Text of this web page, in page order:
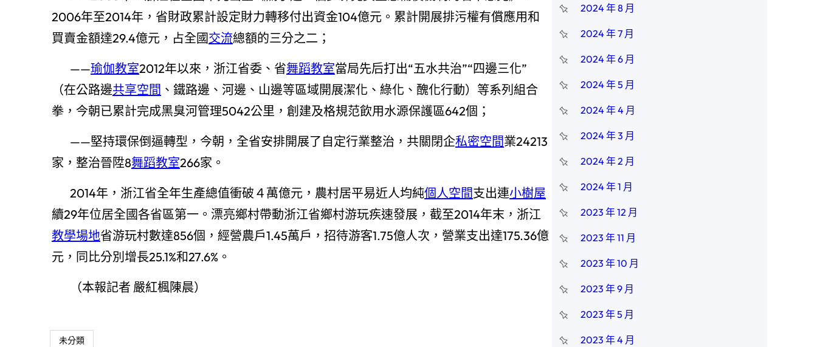
2006年至2014年，省財政累計設定財力轉移付出資金104億元。累計開展排污權有償應用和
買賣金額達29.4億元，占全國交流總額的三分之二；
——瑜伽教室2012年以來，浙江省委、省舞蹈教室當局先后打出“五水共治”“四邊三化”
（在公路邊共享空間 、鐵路邊、河邊、山邊等區域開展潔化、綠化、醜化行動）等系列組合
拳，今朝已累計完成黑臭河管理5042公里，創建及格規范飲用水源保護區642個；
——堅持環保倒逼轉型，今朝，全省安排開展了自定行業整治，共關閉企私密空間業24213
家，整治晉陞8舞蹈教室266家。
2014年，浙江省全年生產總值衝破４萬億元，農村居平易近人均純個人空間支出連小樹屋
續29年位居全國各省區第一。漂亮鄉村帶動浙江省鄉村游玩疾速發展，截至2014年末，浙江
教學場地省游玩村數達856個，經營農戶1.45萬戶，招待游客1.75億人次，營業支出達175.36億
元，同比分別增長25.1%和27.6%。
（本報記者 嚴紅楓陳晨）
未分類
2024 年 8 月
2024 年 7 月
2024 年 6 月
2024 年 5 月
2024 年 4 月
2024 年 3 月
2024 年 2 月
2024 年 1 月
2023 年 12 月
2023 年 11 月
2023 年 10 月
2023 年 9 月
2023 年 5 月
2023 年 4 月